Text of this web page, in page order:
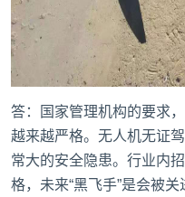
答：国家管理机构的要求
越来越严格。无人机无证
常大的安全隐患。行业内
格，未来“黑飞手”是会被